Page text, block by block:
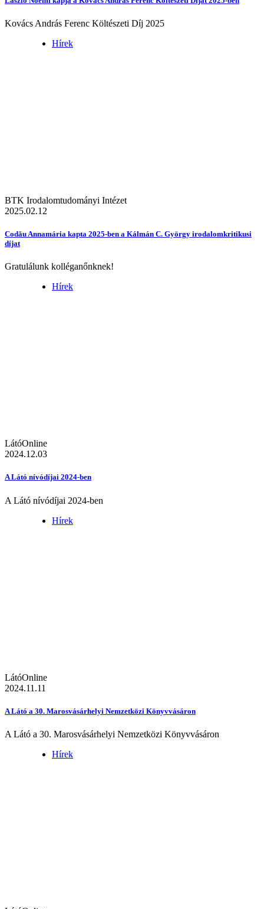
Kovács András Ferenc Költészeti Díj 2025
Hírek
BTK Irodalomtudományi Intézet
2025.02.12
Codău Annamária kapta 2025-ben a Kálmán C. György irodalomkritikusi
díjat
Gratulálunk kolléganőnknek!
Hírek
LátóOnline
2024.12.03
A Látó nívódíjai 2024-ben
A Látó nívódíjai 2024-ben
Hírek
LátóOnline
2024.11.11
A Látó a 30. Marosvásárhelyi Nemzetközi Könyvvásáron
A Látó a 30. Marosvásárhelyi Nemzetközi Könyvvásáron
Hírek